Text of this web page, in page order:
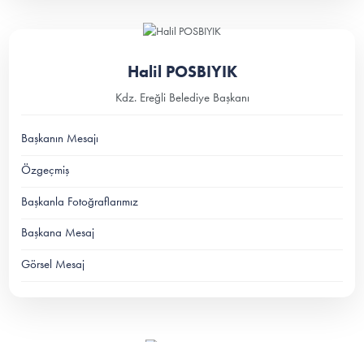
Halil POSBIYIK
Kdz. Ereğli Belediye Başkanı
Başkanın Mesajı
Özgeçmiş
Başkanla Fotoğraflarımız
Başkana Mesaj
Görsel Mesaj